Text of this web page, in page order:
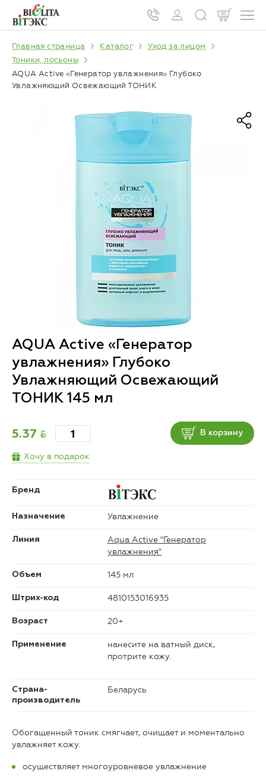
Главная страница Каталог
Уход за лицом
Тоники, лосьоны
AQUA Active «Генератор увлажнения» Глубоко
Увлажняющий Освежающий ТОНИК
AQUA Active «Генератор
увлажнения» Глубоко
Увлажняющий Освежающий
ТОНИК 145 мл
5.37 BYN В корзину
Хочу в подарок
Бренд
Назначение Увлажнение
Линия
Aqua Active "Генератор
увлажнения"
Объем 145 мл
Штрих-код 4810153016935
Возраст 20+
Применение
нанесите на ватный диск,
протрите кожу.
Страна-
производитель
Беларусь
Обогащенный тоник смягчает, очищает и моментально
увлажняет кожу.
осуществляет многоуровневое увлажнение